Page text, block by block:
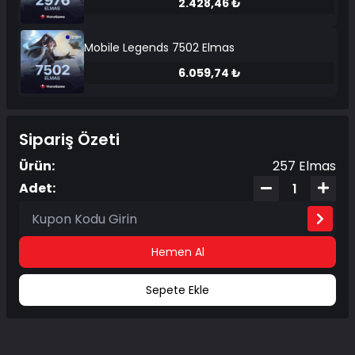
2.428,46 ₺
Mobile Legends 7502 Elmas
6.059,74 ₺
Sipariş Özeti
Ürün:
257 Elmas
Adet:
Hemen Al
Sepete Ekle